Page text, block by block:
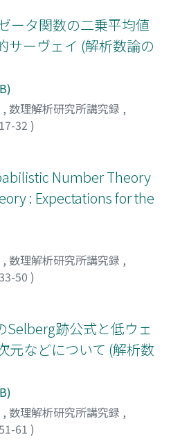
ータ関数の二乗平均値
サーヴェイ (解析数論の
, 数理解析研究所講究録 ,
32 )
Number Theory
: Expectations for the
, 数理解析研究所講究録 ,
50 )
Selberg跡公式と低ウェ
元などについて (解析数
, 数理解析研究所講究録 ,
61 )